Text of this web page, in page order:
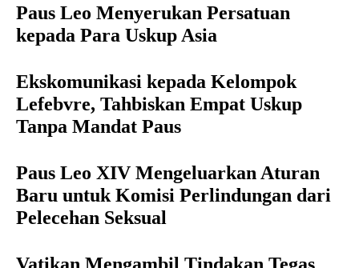
Paus Leo Menyerukan Persatuan
kepada Para Uskup Asia
Ekskomunikasi kepada Kelompok
Lefebvre, Tahbiskan Empat Uskup
Tanpa Mandat Paus
Paus Leo XIV Mengeluarkan Aturan
Baru untuk Komisi Perlindungan dari
Pelecehan Seksual